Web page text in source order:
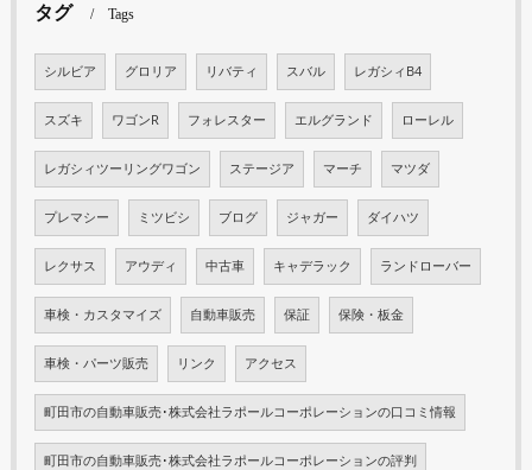
タグ Tags
シルビア グロリア リバティ スバル レガシィB4
スズキ ワゴンR フォレスター エルグランド ローレル
レガシィツーリングワゴン ステージア マーチ マツダ
プレマシー ミツビシ ブログ ジャガー ダイハツ
レクサス アウディ 中古車 キャデラック ランドローバー
車検・カスタマイズ 自動車販売 保証 保険・板金
車検・パーツ販売 リンク アクセス
町田市の自動車販売･株式会社ラポールコーポレーションの口コミ情報
町田市の自動車販売･株式会社ラポールコーポレーションの評判